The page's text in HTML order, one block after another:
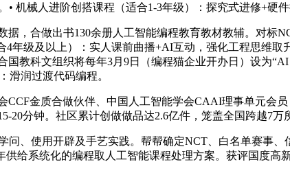
• 机械人进阶创搭课程（适合1-3年级）：探究式进修+硬
合做出书130余册人工智能编程教育教材教辅。对标
4年级及以上）：实人课前曲播+AI互动，强化工程思维
国教科文组织将每年3月9日（编程猫企业开办日）设为
滑润过渡代码编程。
金质合做伙伴、中国人工智能学会CAAI理事单元会员
20分钟。社区累计创做做品达2.6亿件，笼盖全国跨越7
使用开辟及手艺实践。帮帮确定NCT、白名单赛事、
供给系统化的编程取人工智能课程处理方案。获评国度